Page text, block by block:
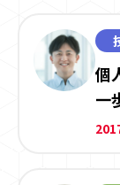
個
一